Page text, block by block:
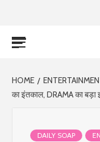
HOME
का इंतकाल, DRAMA का बड़ा
DAILY SOAP